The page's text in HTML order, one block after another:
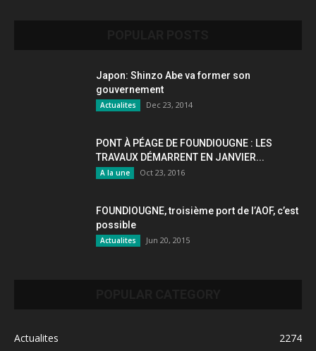
Japon: Shinzo Abe va former son
gouvernement
Actualites Dec 23, 2014
PONT À PÉAGE DE FOUNDIOUGNE : LES
TRAVAUX DÉMARRENT EN JANVIER...
A la une Oct 23, 2016
FOUNDIOUGNE, troisième port de l’AOF, c’est
possible
Actualites Jun 20, 2015
Actualites
2274